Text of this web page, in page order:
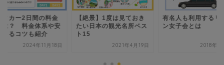
タカー2日間の料金
は？ 料金体系や安
りるコツも紹介
2024年11月18日
【絶景】1度は見ておき
たい日本の観光名所ベス
ト15
2021年4月19日
有名人も利用するリ
ン女子会とは
2018年11